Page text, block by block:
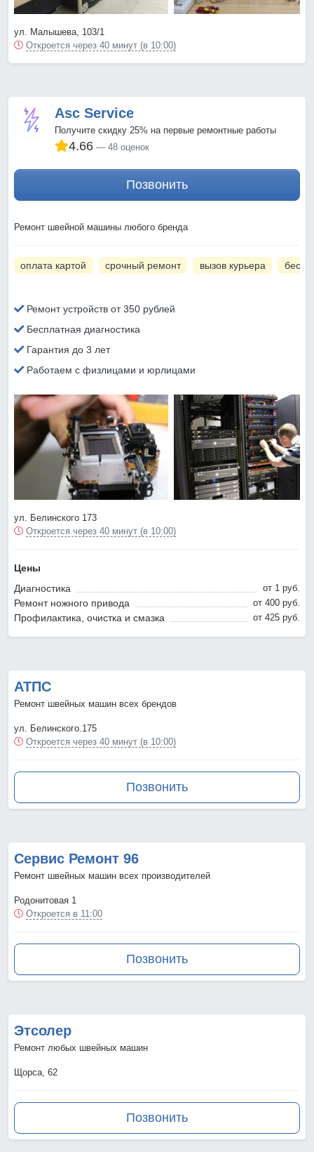
ул. Малышева, 103/1
Откроется через 40 минут (в 10:00)
Asc Service
Получите скидку 25% на первые ремонтные работы
4.66 48 оценок
Позвонить
Ремонт швейной машины любого бренда
оплата картой срочный ремонт вызов курьера
Ремонт устройств от 350 рублей
Бесплатная диагностика
Гарантия до 3 лет
Работаем с физлицами и юрлицами
ул. Белинского 173
Откроется через 40 минут (в 10:00)
Цены
Диагностика
от 1 pyб.
Ремонт ножного привода от 400 pyб.
Профилактика, очистка и смазка от 425 pyб.
АТПС
Ремонт швейных машин всех брендов
ул. Белинского.175
Откроется через 40 минут (в 10:00)
Позвонить
Сервис Ремонт 96
Ремонт швейных машин всех производителей
Родонитовая 1
Откроется в 11:00
Позвонить
Этсолер
Ремонт любых швейных машин
Щорса, 62
Позвонить